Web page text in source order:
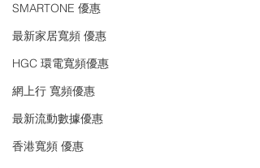
SMARTONE 優惠
最新家居寬頻 優惠
HGC 環電寬頻優惠
網上行 寬頻優惠
最新流動數據優惠
香港寬頻 優惠